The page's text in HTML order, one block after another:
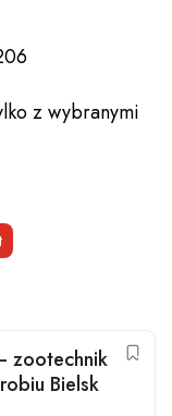
z wybranymi
zootechnik
Bielsk